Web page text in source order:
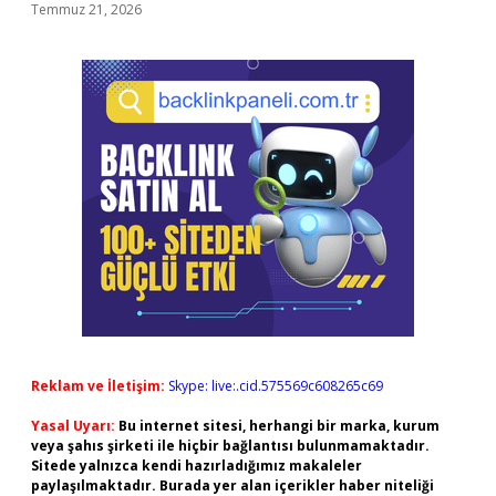
Temmuz 21, 2026
Reklam ve İletişim: Skype: live:.cid.575569c608265c69
Yasal Uyarı: Bu internet sitesi, herhangi bir marka, kurum
veya şahıs şirketi ile hiçbir bağlantısı bulunmamaktadır.
Sitede yalnızca kendi hazırladığımız makaleler
paylaşılmaktadır. Burada yer alan içerikler haber niteliği